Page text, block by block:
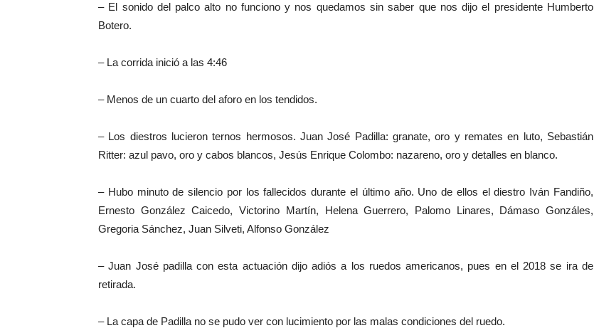
– El sonido del palco alto no funciono y nos quedamos sin saber que nos dijo el presidente Humberto
Botero.
– La corrida inició a las 4:46
– Menos de un cuarto del aforo en los tendidos.
– Los diestros lucieron ternos hermosos. Juan José Padilla: granate, oro y remates en luto, Sebastián
Ritter: azul pavo, oro y cabos blancos, Jesús Enrique Colombo: nazareno, oro y detalles en blanco.
– Hubo minuto de silencio por los fallecidos durante el último año. Uno de ellos el diestro Iván Fandiño,
Ernesto González Caicedo, Victorino Martín, Helena Guerrero, Palomo Linares, Dámaso Gonzáles,
Gregoria Sánchez, Juan Silveti, Alfonso González
– Juan José padilla con esta actuación dijo adiós a los ruedos americanos, pues en el 2018 se ira de
retirada.
– La capa de Padilla no se pudo ver con lucimiento por las malas condiciones del ruedo.